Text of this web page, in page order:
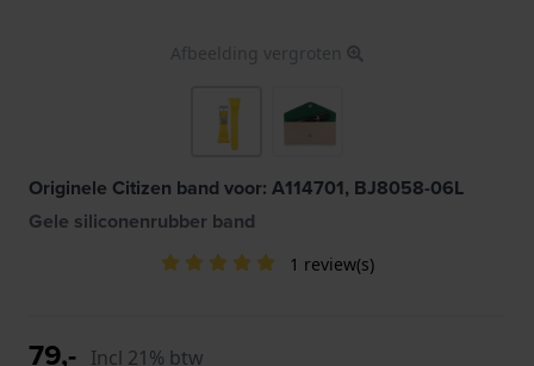
Afbeelding vergroten
Originele Citizen band voor: A114701, BJ8058-06L
Gele siliconenrubber band
1 review(s)
79,- Incl 21% btw